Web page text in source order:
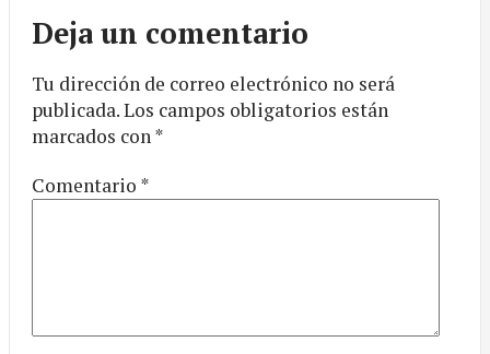
Deja un comentario
Tu dirección de correo electrónico no será
publicada.Los campos obligatorios están
marcados con*
Comentario *